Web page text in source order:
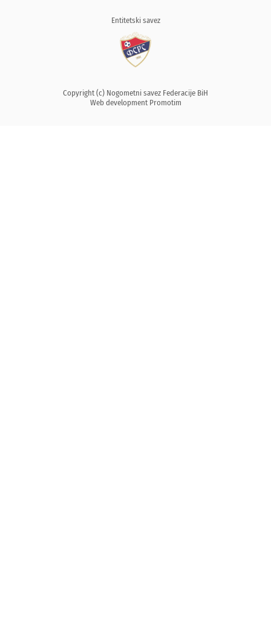
Entitetski savez
Copyright (c) Nogometni savez Federacije BiH
Web development Promotim